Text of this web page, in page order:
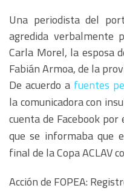
Una periodista del
agredida verbalmente
Carla Morel, la esposa
Fabián Armoa, de la
De acuerdo a fuentes
la comunicadora con
cuenta de Facebook
que se informaba que
final de la Copa ACLAV
Acción de FOPEA: